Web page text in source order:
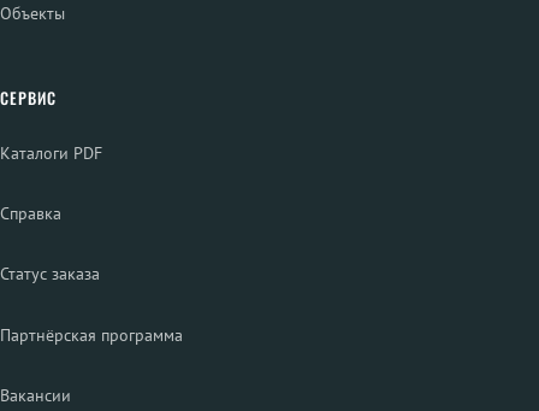
Объекты
СЕРВИС
Каталоги PDF
Справка
Статус заказа
Партнёрская программа
Вакансии